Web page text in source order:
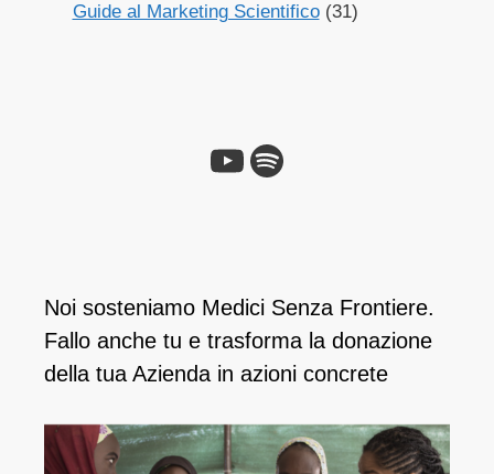
Guide al Marketing Scientifico(31)
Noi sosteniamo Medici Senza Frontiere.
Fallo anche tu e ​trasforma la donazione
della tua Azienda in azioni concrete